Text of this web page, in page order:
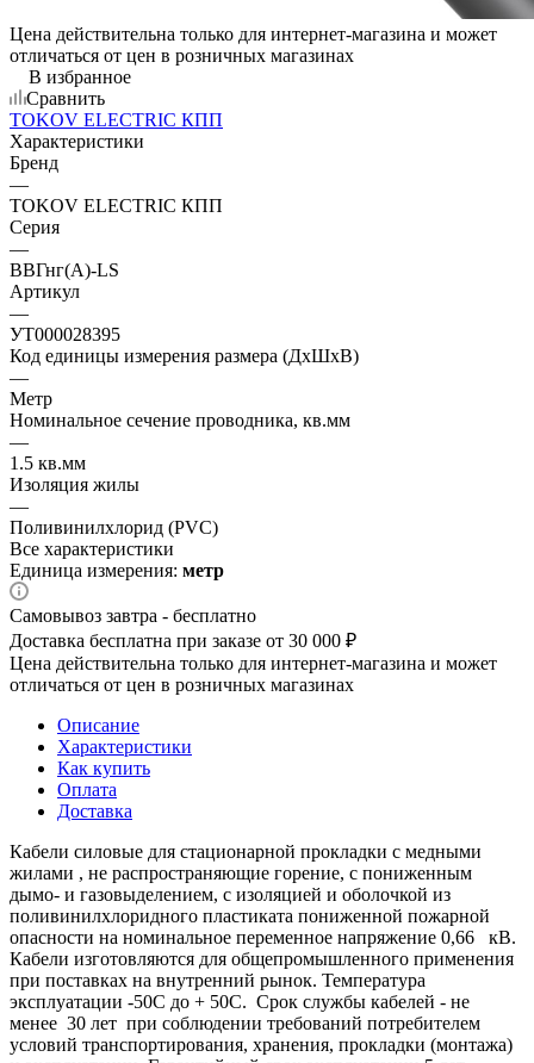
Цена действительна только для интернет-магазина и может
отличаться от цен в розничных магазинах
В избранное
Сравнить
TOKOV ELECTRIC КПП
Характеристики
Бренд
—
TOKOV ELECTRIC КПП
Серия
—
ВВГнг(А)-LS
Артикул
—
УТ000028395
Код единицы измерения размера (ДхШхВ)
—
Метр
Номинальное сечение проводника, кв.мм
—
1.5 кв.мм
Изоляция жилы
—
Поливинилхлорид (PVC)
Все характеристики
Единица измерения: метр
Самовывоз завтра - бесплатно
Доставка бесплатна при заказе от 30 000 ₽
Цена действительна только для интернет-магазина и может
отличаться от цен в розничных магазинах
Описание
Характеристики
Как купить
Оплата
Доставка
Кабели силовые для стационарной прокладки с медными
жилами , не распространяющие горение, с пониженным
дымо- и газовыделением, с изоляцией и оболочкой из
поливинилхлоридного пластиката пониженной пожарной
опасности на номинальное переменное напряжение 0,66 кВ.
Кабели изготовляются для общепромышленного применения
при поставках на внутренний рынок. Температура
эксплуатации -50С до + 50С. Срок службы кабелей - не
менее 30 лет при соблюдении требований потребителем
условий транспортирования, хранения, прокладки (монтажа)